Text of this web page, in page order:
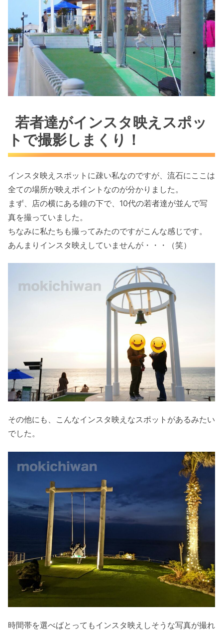
若者達がインスタ映えスポッ
トで撮影しまくり！
インスタ映えスポットに疎い私なのですが、流石にここは
全ての場所が映えポイントなのが分かりました。
まず、店の横にある鐘の下で、10代の若者達が並んで写
真を撮っていました。
ちなみに私たちも撮ってみたのですがこんな感じです。
あんまりインスタ映えしていませんが・・・（笑）
その他にも、こんなインスタ映えなスポットがあるみたい
でした。
時間帯を選べばとってもインスタ映えしそうな写真が撮れ